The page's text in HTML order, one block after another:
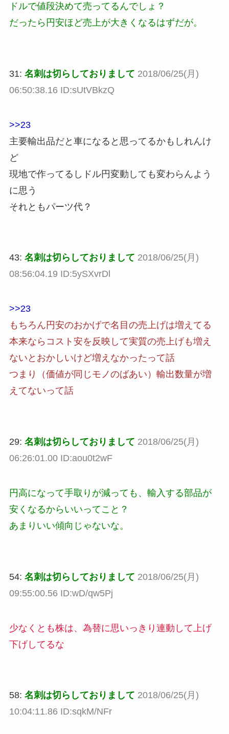
ドルで値段決めて売ってるんでしょ？
だったら円安ほど売上が大きくなるはずだが。
31: 名刺は切らしておりまして 2018/06/25(月)
06:50:38.16 ID:sUtVBkzQ
>>23
主要輸出品だと車になると思ってるかもしれんけ
ど
現地で作ってるしドル円変動しても変わらんよう
に思う
それともパーツ代？
43: 名刺は切らしておりまして 2018/06/25(月)
08:56:04.19 ID:5ySXvrDl
>>23
もちろん円安のおかげで名目の売上げは増えてる
本来ならコスト安を反映して実質の売上げも増え
ないとおかしいけど増えなかったって話
つまり（価値が同じモノのばあい）輸出数量が増
えてないって話
29: 名刺は切らしておりまして 2018/06/25(月)
06:26:01.00 ID:aou0t2wF
円高になって手取りが減っても、輸入する部品が
安くなるからいいってこと？
あまりいい傾向じゃないな。
54: 名刺は切らしておりまして 2018/06/25(月)
09:55:00.56 ID:wD/qw5Pj
少なくとも株は、為替に思いっきり連動して上げ
下げしてるな
58: 名刺は切らしておりまして 2018/06/25(月)
10:04:11.86 ID:sqkM/NFr